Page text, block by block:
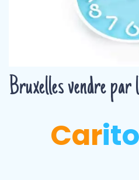
Bruxelles vendre par
Carito